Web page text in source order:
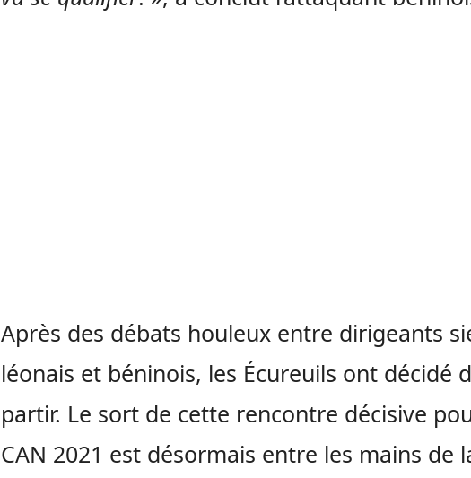
Après des débats houleux entre dirigeants
léonais et béninois, les Écureuils ont décidé
partir. Le sort de cette rencontre décisive
CAN 2021 est désormais entre les mains de